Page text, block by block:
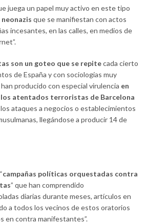
juega un papel muy activo en este tipo
que se manifiestan con actos
incesantes, en las calles, en medios de
son un goteo que se repitecada cierto
de España y con sociologías muy
producido con especial virulencia en
atentados terroristas de Barcelona
ataques a negocios o establecimientos
llegándose a producir 14 de
campañas políticas orquestadas contra
” que han comprendido
diarias durante meses, artículos en
a todos los vecinos de estos oratorios
en contra manifestantes”.